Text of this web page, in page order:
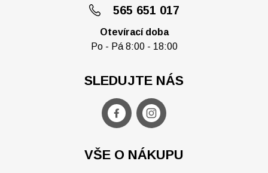
565 651 017
Otevírací doba
Po - Pá 8:00 - 18:00
VŠE O NÁKUPU
SLEDUJTE NÁS